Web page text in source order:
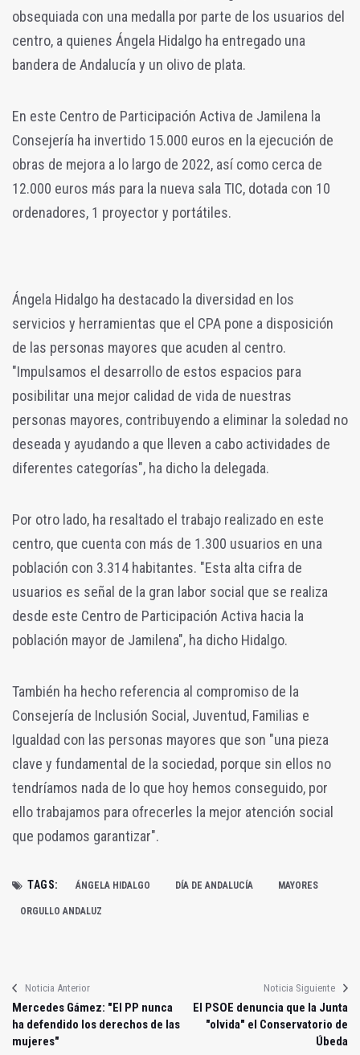
obsequiada con una medalla por parte de los usuarios del
centro, a quienes Ángela Hidalgo ha entregado una
bandera de Andalucía y un olivo de plata.
En este Centro de Participación Activa de Jamilena la
Consejería ha invertido 15.000 euros en la ejecución de
obras de mejora a lo largo de 2022, así como cerca de
12.000 euros más para la nueva sala TIC, dotada con 10
ordenadores, 1 proyector y portátiles.
Ángela Hidalgo ha destacado la diversidad en los
servicios y herramientas que el CPA pone a disposición
de las personas mayores que acuden al centro.
"Impulsamos el desarrollo de estos espacios para
posibilitar una mejor calidad de vida de nuestras
personas mayores, contribuyendo a eliminar la soledad no
deseada y ayudando a que lleven a cabo actividades de
diferentes categorías", ha dicho la delegada.
Por otro lado, ha resaltado el trabajo realizado en este
centro, que cuenta con más de 1.300 usuarios en una
población con 3.314 habitantes. "Esta alta cifra de
usuarios es señal de la gran labor social que se realiza
desde este Centro de Participación Activa hacia la
población mayor de Jamilena", ha dicho Hidalgo.
También ha hecho referencia al compromiso de la
Consejería de Inclusión Social, Juventud, Familias e
Igualdad con las personas mayores que son "una pieza
clave y fundamental de la sociedad, porque sin ellos no
tendríamos nada de lo que hoy hemos conseguido, por
ello trabajamos para ofrecerles la mejor atención social
que podamos garantizar".
TAGS: ÁNGELA HIDALGO DÍA DE ANDALUCÍA MAYORES
ORGULLO ANDALUZ
Noticia Anterior
Mercedes Gámez: "El PP nunca
ha defendido los derechos de las
mujeres"
Noticia Siguiente
El PSOE denuncia que la Junta
"olvida" el Conservatorio de
Úbeda